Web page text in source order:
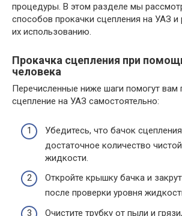
процедуры. В этом разделе мы
способов прокачки сцепления на УАЗ
их использованию.
Прокачка сцепления при
человека
Перечисленные ниже шаги помогут вам
сцепление на УАЗ самостоятельно:
Убедитесь, что бачок
достаточное количество
жидкости.
Откройте крышку бачка и
после проверки уровня
Очистите трубку от пыли и